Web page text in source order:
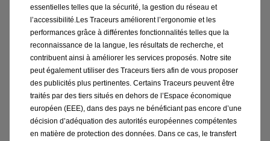
La protection juridique :
après un sinistre pour un montant de
25.000 € maximum
L’assistance routière :
en Belgique et dans tous les pays repris
sur la carte d’assurance
L’assistance médicale :
partout dans le monde
essentielles telles que la sécurité, la gestion du réseau et
l’accessibilité.Les Traceurs améliorent l’ergonomie et les
performances grâce à différentes fonctionnalités telles que la
reconnaissance de la langue, les résultats de recherche, et
contribuent ainsi à améliorer les services proposés. Notre site
peut également utiliser des Traceurs tiers afin de vous proposer
des publicités plus pertinentes. Certains Traceurs peuvent être
traités par des tiers situés en dehors de l’Espace économique
européen (EEE), dans des pays ne bénéficiant pas encore d’une
décision d’adéquation des autorités européennes compétentes
en matière de protection des données. Dans ce cas, le transfert